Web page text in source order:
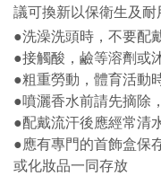
議可換新以保衛生及耐
●洗澡洗頭時，不要配
●接觸酸，鹼等溶劑或
●粗重勞動，體育活動
●噴灑香水前請先摘除
●配戴流汗後應經常清
●應有專門的首飾盒保
或化妝品一同存放